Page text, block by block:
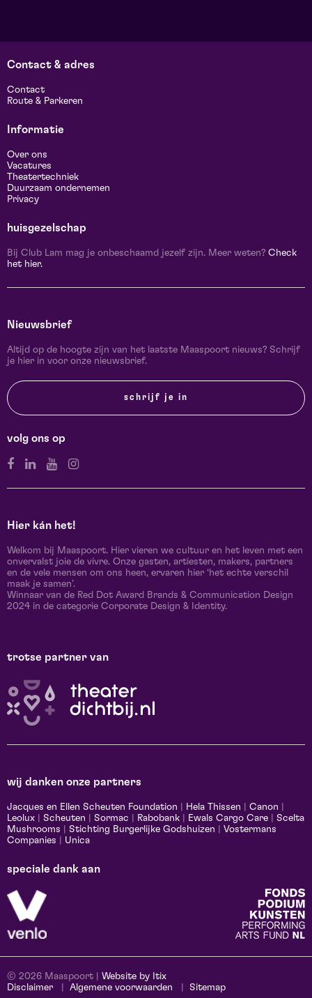
Contact & adres
Contact
Route & Parkeren
Informatie
Over ons
Vacatures
Theatertechniek
Duurzaam ondernemen
Privacy
huisgezelschap
Bij Club Lam mag je onbeschaamd jezelf zijn. Meer weten? Check
het hier.
Nieuwsbrief
Altijd op de hoogte zijn van het laatste Maaspoort nieuws? Schrijf
je hier in voor onze nieuwsbrief.
schrijf je in
volg ons op
Hier kán het!
Welkom bij Maaspoort. Hier vieren we cultuur en het leven met een
onvervalst joie de vivre. Onze gasten, artiesten, makers, partners
en de vele mensen om ons heen, ervaren hier ‘het echte verschil
maak je samen’.
Winnaar van de Red Dot Award Brands & Communication Design
2024 in de categorie Corporate Design & Identity.
trotse partner van
wij danken onze partners
Jacques en Ellen Scheuten Foundation Hela Thissen Canon
Leolux
Scheuten Sormac Rabobank Ewals Cargo Care
Scelta
Mushrooms
Stichting Burgerlijke Godshuizen
Vostermans
Companies
Unica
speciale dank aan
© 2026 Maaspoort | Website by Itix
Disclaimer
Algemene voorwaarden Sitemap